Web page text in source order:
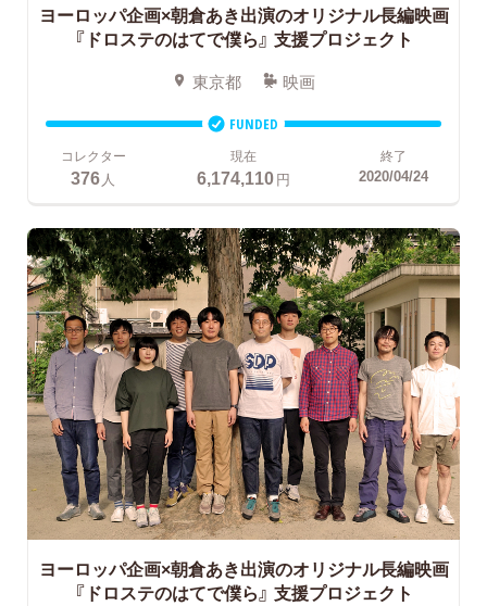
ヨーロッパ企画×朝倉あき出演のオリジナル長編映画
『ドロステのはてで僕ら』 支援プロジェクト
東京都 映画
FUNDED
コレクター
376人
現在
6,174,110円
終了
2020/04/24
ヨーロッパ企画×朝倉あき出演のオリジナル長編映画
『ドロステのはてで僕ら』 支援プロジェクト